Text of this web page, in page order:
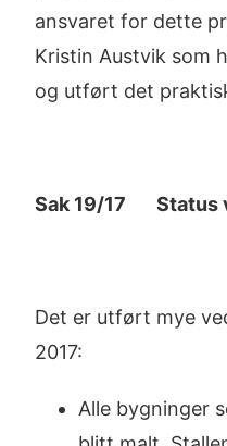
ansvaret for dette
Kristin Austvik som
og utført det
Sak 19/17 Status
Det er utført mye
2017:
Alle bygninger